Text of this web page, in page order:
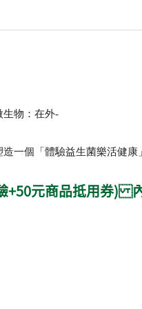
生物：在外-
一個「體驗益生菌樂活健康
+50元商品抵用券)